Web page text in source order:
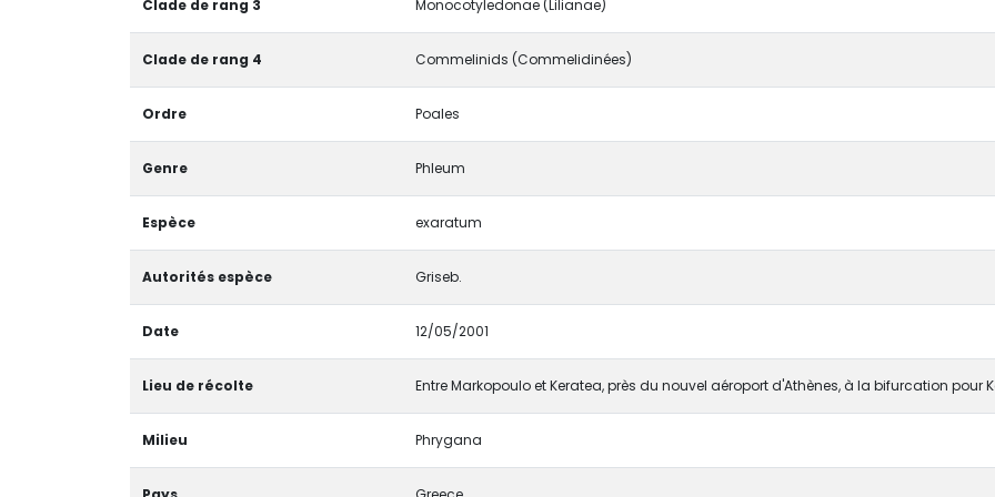
Clade de rang 3 Monocotyledonae (Lilianae)
Clade de rang 4 Commelinids (Commelidinées)
Ordre Poales
Genre Phleum
Espèce exaratum
Autorités espèce Griseb.
Date 12/05/2001
Lieu de récolte Entre Markopoulo et Keratea, près du nouvel aéroport d'Athènes, à la bifurcation pour
Milieu Phrygana